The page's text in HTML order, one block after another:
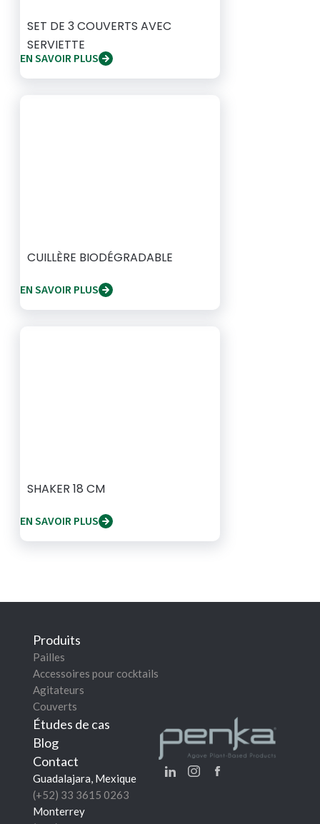
SET DE 3 COUVERTS AVEC
SERVIETTE
EN SAVOIR PLUS
CUILLÈRE BIODÉGRADABLE
EN SAVOIR PLUS
SHAKER 18 CM
EN SAVOIR PLUS
Produits
Pailles
Accessoires pour cocktails
Agitateurs
Couverts
Études de cas
Blog
Contact
Guadalajara, Mexique
(+52) 33 3615 0263
Monterrey